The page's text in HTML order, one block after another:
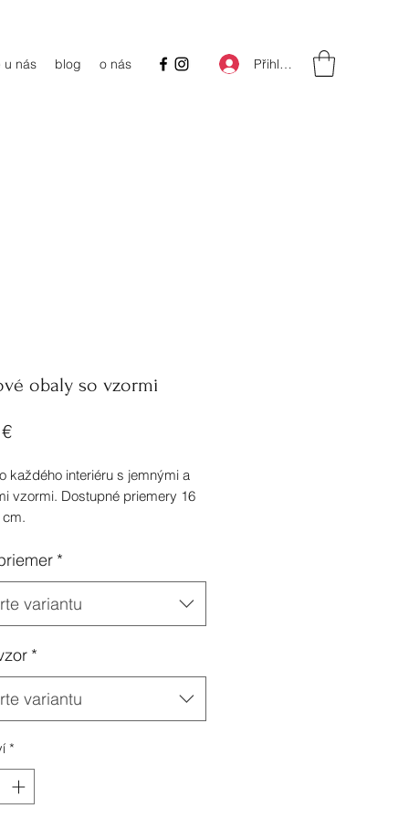
u nás blog o nás Přihlásit se
obaly so vzormi
Cena
každého interiéru s jemnými a
vzormi. Dostupné priemery 16
*
variantu
*
variantu
*